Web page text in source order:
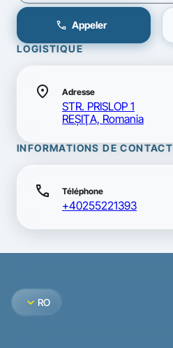
call Appeler
LOGISTIQUE
location_on Adresse
STR. PRISLOP 1
REŞIŢA, Romania
INFORMATIONS DE CONTACT
call Téléphone
+40255221393
expand_more RO